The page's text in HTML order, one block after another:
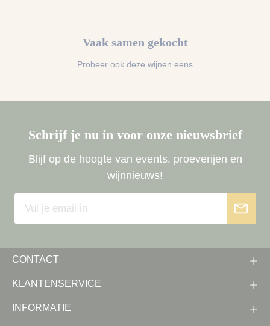
Vaak samen gekocht
Probeer ook deze wijnen eens
Schrijf je nu in voor onze nieuwsbrief
Blijf op de hoogte van events, proeverijen en
wijnnieuws!
CONTACT
KLANTENSERVICE
INFORMATIE